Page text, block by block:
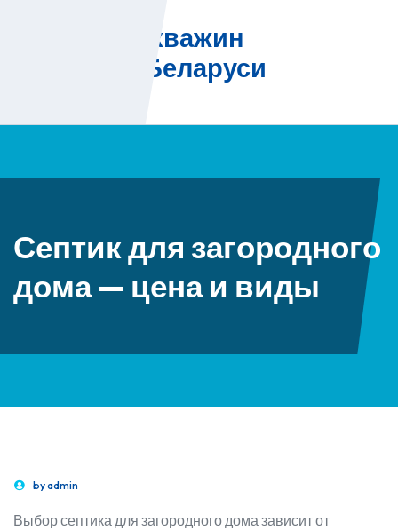
Бурение скважин
на воду в Беларуси
Септик для загородного
дома — цена и виды
byadmin
Выбор септика для загородного дома зависит от